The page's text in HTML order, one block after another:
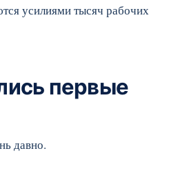
усилиями тысяч рабочих
первые
давно.